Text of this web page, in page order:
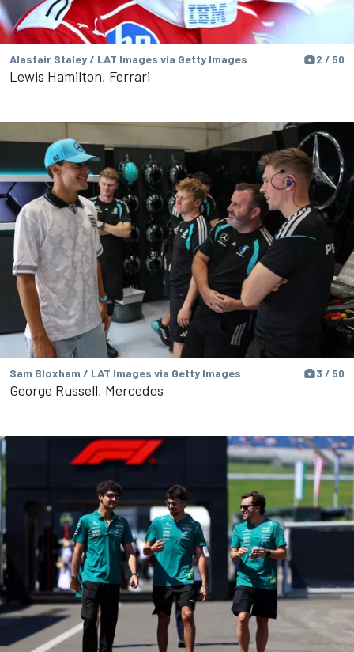
Alastair Staley / LAT Images via Getty Images 2 / 50
Lewis Hamilton, Ferrari
Sam Bloxham / LAT Images via Getty Images 3 / 50
George Russell, Mercedes